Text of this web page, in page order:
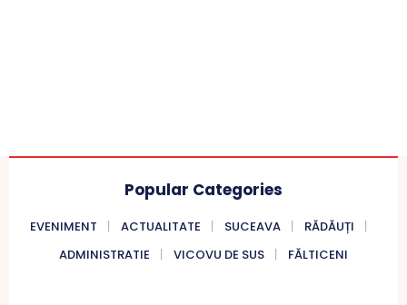
Popular Categories
EVENIMENT ACTUALITATE SUCEAVA
RĂDĂUȚI
ADMINISTRATIE
VICOVU DE SUS FĂLTICENI